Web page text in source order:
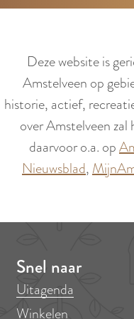
a
l
Deze website is
Amstelveen op
historie, actief,
over Amstelveen
daarvoor o.a. op
Nieuwsblad,
Snel naar
Uitagenda
Winkelen